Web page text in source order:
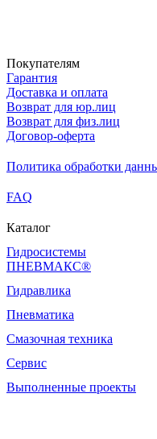
Покупателям
Гарантия
Доставка и оплата
Возврат для юр.лиц
Возврат для физ.лиц
Договор-оферта
Политика обработки
FAQ
Каталог
Гидросистемы
ПНЕВМАКС®
Гидравлика
Пневматика
Смазочная техника
Сервис
Выполненные проекты